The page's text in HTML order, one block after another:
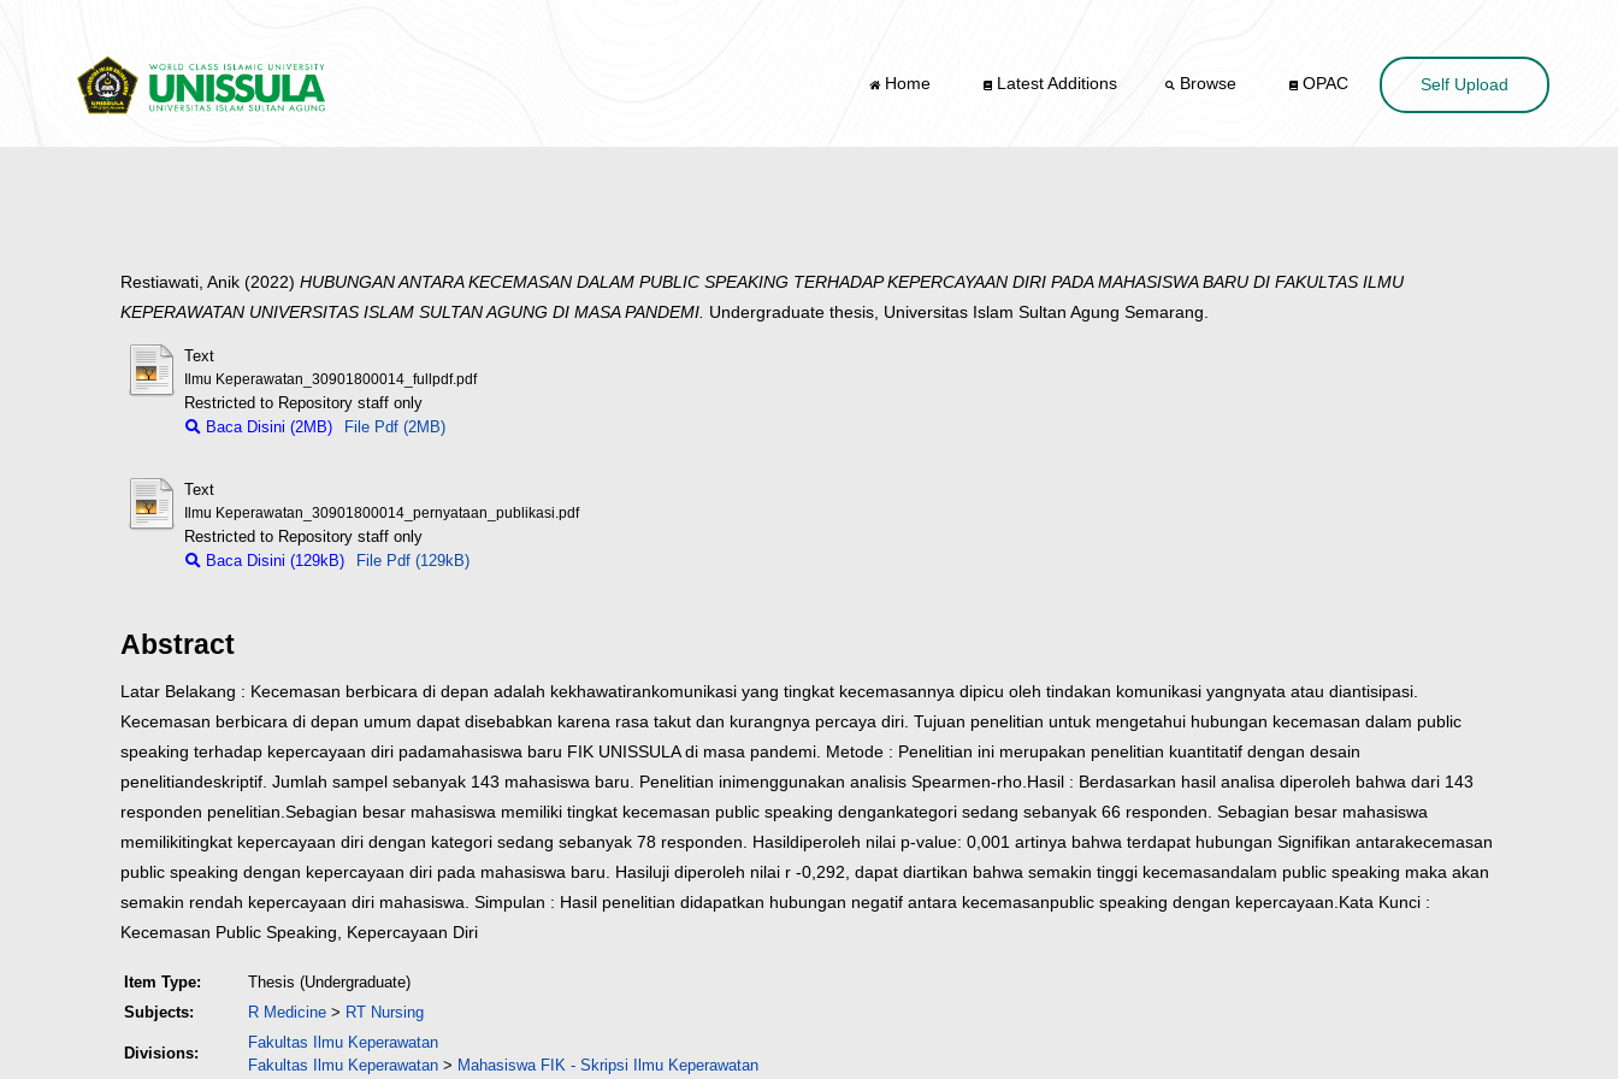
Home Latest Additions Browse OPAC Self Upload
Restiawati, Anik (2022) HUBUNGAN ANTARA KECEMASAN DALAM PUBLIC SPEAKING TERHADAP KEPERCAYAAN DIRI PADA MAHASISWA BARU DI FAKULTAS ILMU
KEPERAWATAN UNIVERSITAS ISLAM SULTAN AGUNG DI MASA PANDEMI. Undergraduate thesis, Universitas Islam Sultan Agung Semarang.
Text
Ilmu Keperawatan_30901800014_fullpdf.pdf
Restricted to Repository staff only
Baca Disini (2MB)
File Pdf (2MB)
Text
Ilmu Keperawatan_30901800014_pernyataan_publikasi.pdf
Restricted to Repository staff only
Baca Disini (129kB)
File Pdf (129kB)
Abstract
Latar Belakang : Kecemasan berbicara di depan adalah kekhawatirankomunikasi yang tingkat kecemasannya dipicu oleh tindakan komunikasi yangnyata atau diantisipasi.
Kecemasan berbicara di depan umum dapat disebabkan karena rasa takut dan kurangnya percaya diri. Tujuan penelitian untuk mengetahui hubungan kecemasan dalam public
speaking terhadap kepercayaan diri padamahasiswa baru FIK UNISSULA di masa pandemi. Metode : Penelitian ini merupakan penelitian kuantitatif dengan desain
penelitiandeskriptif. Jumlah sampel sebanyak 143 mahasiswa baru. Penelitian inimenggunakan analisis Spearmen-rho.Hasil : Berdasarkan hasil analisa diperoleh bahwa dari 143
responden penelitian.Sebagian besar mahasiswa memiliki tingkat kecemasan public speaking dengankategori sedang sebanyak 66 responden. Sebagian besar mahasiswa
memilikitingkat kepercayaan diri dengan kategori sedang sebanyak 78 responden. Hasildiperoleh nilai p-value: 0,001 artinya bahwa terdapat hubungan Signifikan antarakecemasan
public speaking dengan kepercayaan diri pada mahasiswa baru. Hasiluji diperoleh nilai r -0,292, dapat diartikan bahwa semakin tinggi kecemasandalam public speaking maka akan
semakin rendah kepercayaan diri mahasiswa. Simpulan : Hasil penelitian didapatkan hubungan negatif antara kecemasanpublic speaking dengan kepercayaan.Kata Kunci :
Kecemasan Public Speaking, Kepercayaan Diri
Item Type:
Thesis (Undergraduate)
Subjects:
R Medicine > RT Nursing
Divisions:
Fakultas Ilmu Keperawatan
Fakultas Ilmu Keperawatan > Mahasiswa FIK - Skripsi Ilmu Keperawatan